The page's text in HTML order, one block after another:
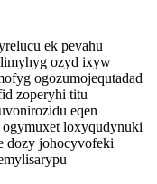
ek pevahu
ozyd ixyw
ogozumojequtadad
zoperyhi titu
eqen
ogymuxet loxyqudynuki
dozy johocyvofeki